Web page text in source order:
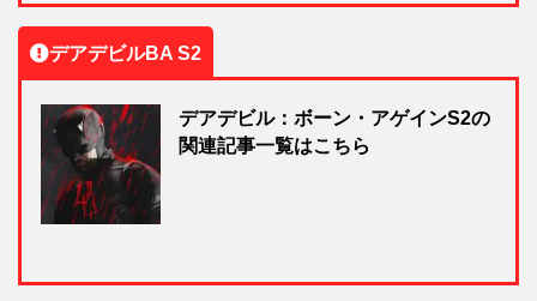
デアデビルBA S2
デアデビル：ボーン・アゲインS2の
関連記事一覧はこちら